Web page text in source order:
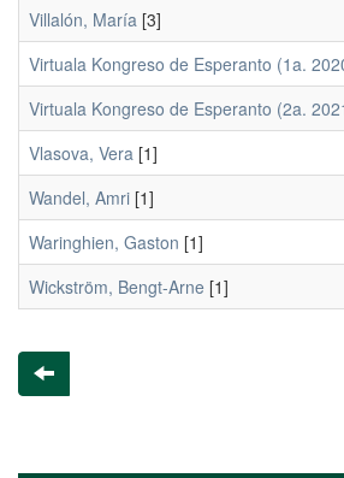
Villalón, María [3]
Virtuala Kongreso de Esperanto (1a.
Virtuala Kongreso de Esperanto (2a.
Vlasova, Vera [1]
Wandel, Amri [1]
Waringhien, Gaston [1]
Wickström, Bengt-Arne [1]